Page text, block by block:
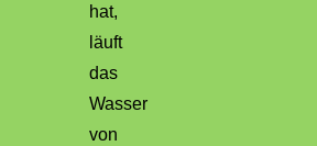
hat,
läuft
das
Wasser
von